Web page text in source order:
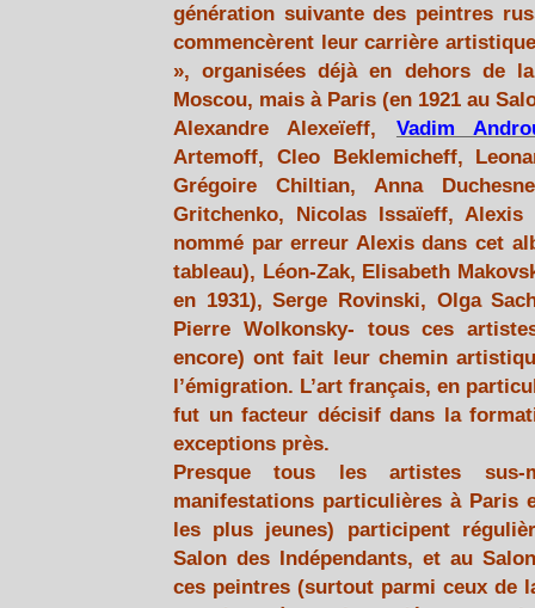
génération suivante des peintres
commencèrent leur carrière
», organisées déjà en dehors de
Moscou, mais à Paris (en 1921 au
Alexandre Alexeïeff, Vadim
Artemoff, Cleo Beklemicheff,
Grégoire Chiltian, Anna
Gritchenko, Nicolas Issaïeff,
nommé par erreur Alexis dans cet
tableau), Léon-Zak, Elisabeth
en 1931), Serge Rovinski, Olga
Pierre Wolkonsky- tous ces
encore) ont fait leur chemin
l’émigration. L’art français, en
fut un facteur décisif dans la
exceptions près.
Presque tous les artistes sus-
manifestations particulières à Paris
les plus jeunes) participent
Salon des Indépendants, et au
ces peintres (surtout parmi ceux de